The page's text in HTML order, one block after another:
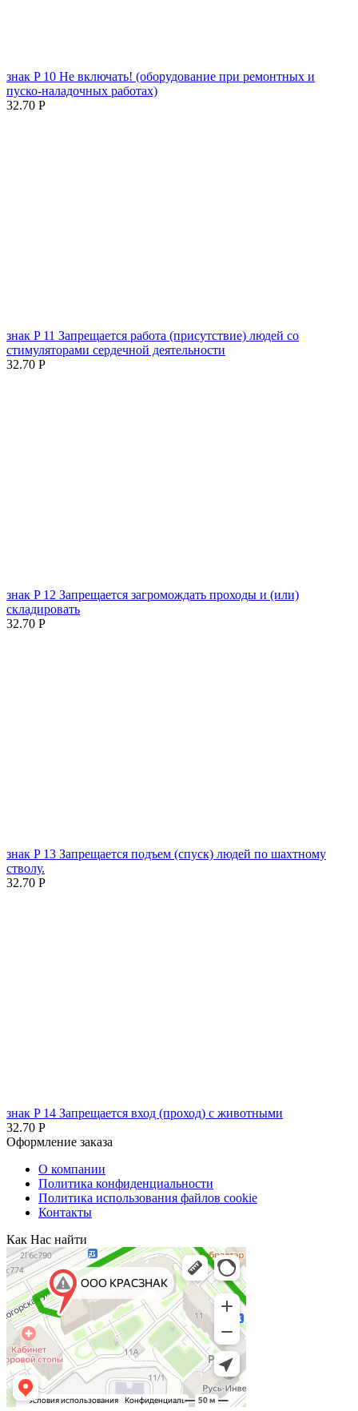
знак P 10 Не включать! (оборудование при ремонтных и
пуско-наладочных работах)
32.70 Р
знак P 11 Запрещается работа (присутствие) людей со
стимуляторами сердечной деятельности
32.70 Р
знак P 12 Запрещается загромождать проходы и (или)
складировать
32.70 Р
знак P 13 Запрещается подъем (спуск) людей по шахтному
стволу.
32.70 Р
знак P 14 Запрещается вход (проход) с животными
32.70 Р
Оформление заказа
О компании
Политика конфиденциальности
Политика использования файлов cookie
Контакты
Как Нас найти